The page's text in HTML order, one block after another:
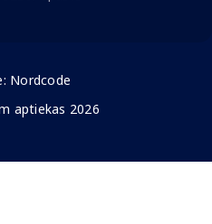
Nordcode
aptiekas 2026